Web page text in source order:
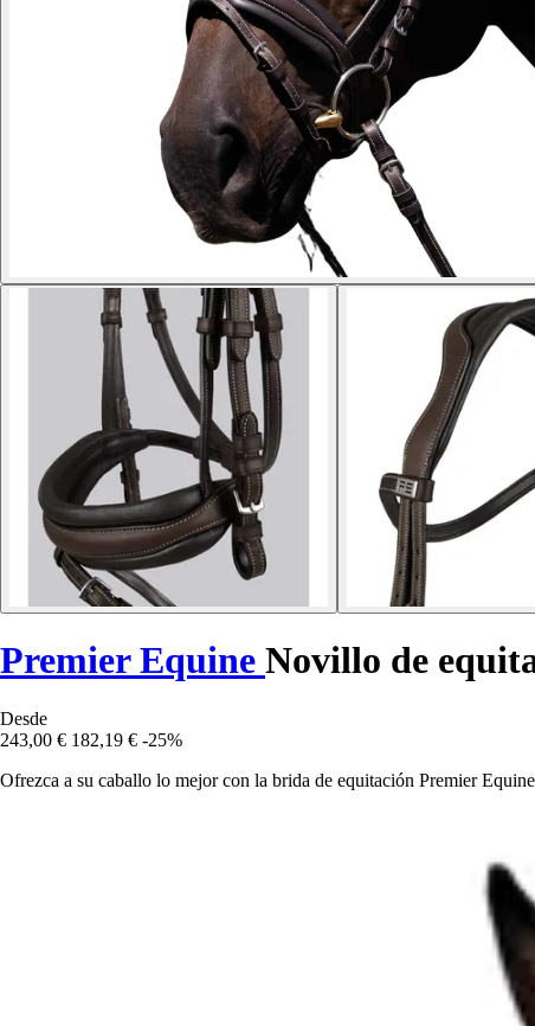
Premier Equine Novillo de
Desde
243,00 € 182,19 € -25%
Ofrezca a su caballo lo mejor con la brida de equitación Premier